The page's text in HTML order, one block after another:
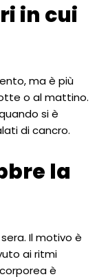
in cui
ma è più
o al mattino.
si è
di cancro.
la
Il motivo è
ai ritmi
è